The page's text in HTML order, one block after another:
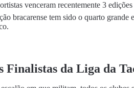
venceram recentemente 3
bracarense tem sido o quarto grande
Finalistas da Liga da